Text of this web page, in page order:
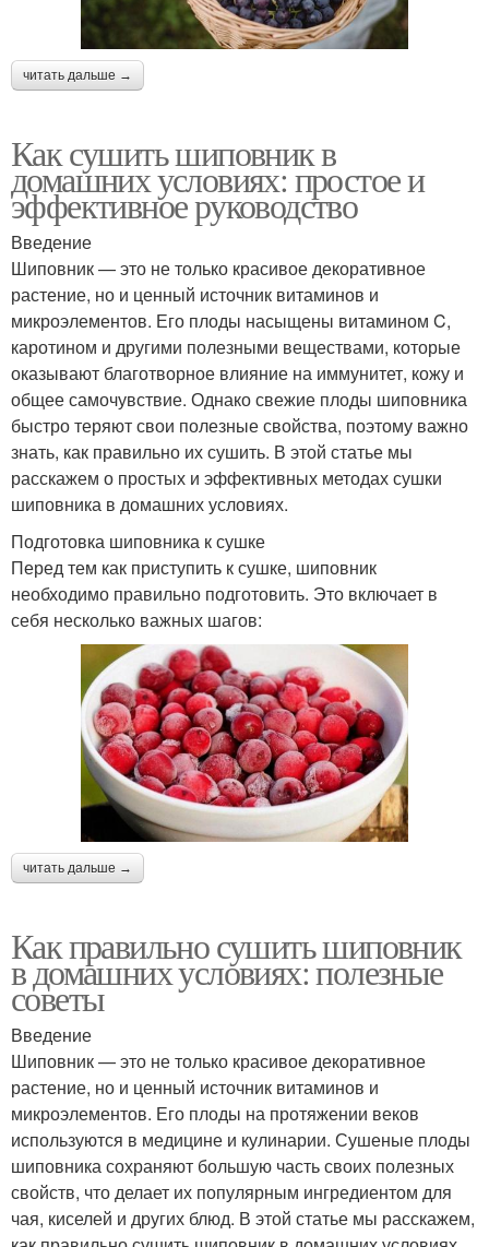
читать дальше →
Как сушить шиповник в
домашних условиях: простое и
эффективное руководство
Введение
Шиповник — это не только красивое декоративное
растение, но и ценный источник витаминов и
микроэлементов. Его плоды насыщены витамином C,
каротином и другими полезными веществами, которые
оказывают благотворное влияние на иммунитет, кожу и
общее самочувствие. Однако свежие плоды шиповника
быстро теряют свои полезные свойства, поэтому важно
знать, как правильно их сушить. В этой статье мы
расскажем о простых и эффективных методах сушки
шиповника в домашних условиях.
Подготовка шиповника к сушке
Перед тем как приступить к сушке, шиповник
необходимо правильно подготовить. Это включает в
себя несколько важных шагов:
читать дальше →
Как правильно сушить шиповник
в домашних условиях: полезные
советы
Введение
Шиповник — это не только красивое декоративное
растение, но и ценный источник витаминов и
микроэлементов. Его плоды на протяжении веков
используются в медицине и кулинарии. Сушеные плоды
шиповника сохраняют большую часть своих полезных
свойств, что делает их популярным ингредиентом для
чая, киселей и других блюд. В этой статье мы расскажем,